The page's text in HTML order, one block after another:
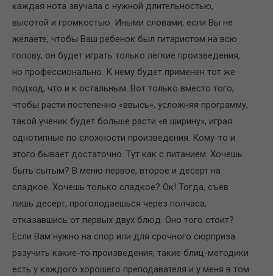
каждая нота звучала с нужной длительностью,
высотой и громкостью. Иными словами, если Вы не
желаете, чтобы Ваш ребенок был гитаристом на всю
голову, он будет играть только лёгкие произведения,
но профессионально. К нему будет применен тот же
подход, что и к остальным. Вот только вместо того,
чтобы расти постепенно «ввысь», усложняя программу,
такой ученик будет больше расти «в ширину», играя
однотипные по сложности произведения. Кому-то и
этого бывает достаточно. Тут как с питанием. Хочешь
быть сытым? В меню первое, второе и десерт на
сладкое. Хочешь только сладкое? Ок! Тогда, съев
лишь десерт, проголодаешься через полчаса,
отказавшись от первых двух блюд. Оно того стоит?
Если Вам нужно на спор или для срочного сюрприза
разучить какие-то произведения, такие блиц-методики
есть у каждого хорошего преподавателя и у меня в том